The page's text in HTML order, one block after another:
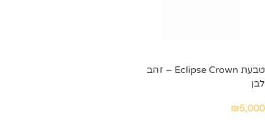
טבעת Eclipse Crown – זהב
לבן
₪5,000